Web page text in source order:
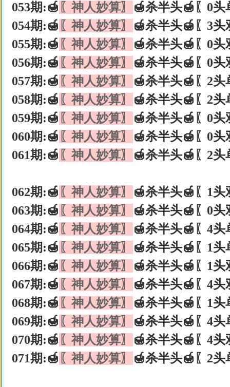
053期:🍯 〖神人妙算〗
🍯杀半头🍯〖0
054期:🍯 〖神人妙算〗
🍯杀半头🍯〖3
055期:🍯 〖神人妙算〗
🍯杀半头🍯〖0
056期:🍯 〖神人妙算〗
🍯杀半头🍯〖0
057期:🍯 〖神人妙算〗
🍯杀半头🍯〖2
058期:🍯 〖神人妙算〗
🍯杀半头🍯〖2
059期:🍯 〖神人妙算〗
🍯杀半头🍯〖0
060期:🍯 〖神人妙算〗
🍯杀半头🍯〖0
061期:🍯 〖神人妙算〗 🍯杀半头🍯〖2
062期:🍯 〖神人妙算〗
🍯杀半头🍯〖1
063期:🍯 〖神人妙算〗
🍯杀半头🍯〖0
064期:🍯 〖神人妙算〗
🍯杀半头🍯〖4
065期:🍯 〖神人妙算〗
🍯杀半头🍯〖1
066期:🍯 〖神人妙算〗
🍯杀半头🍯〖1
067期:🍯 〖神人妙算〗
🍯杀半头🍯〖4
068期:🍯 〖神人妙算〗
🍯杀半头🍯〖1
069期:🍯 〖神人妙算〗
🍯杀半头🍯〖4
070期:🍯 〖神人妙算〗
🍯杀半头🍯〖4
071期:🍯 〖神人妙算〗 🍯杀半头🍯〖2